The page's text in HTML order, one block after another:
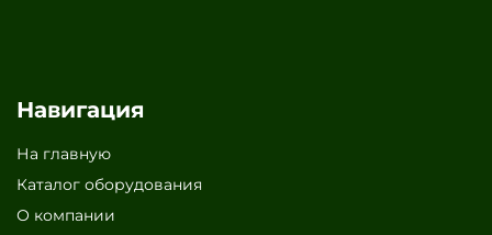
Навигация
На главную
Каталог оборудования
О компании